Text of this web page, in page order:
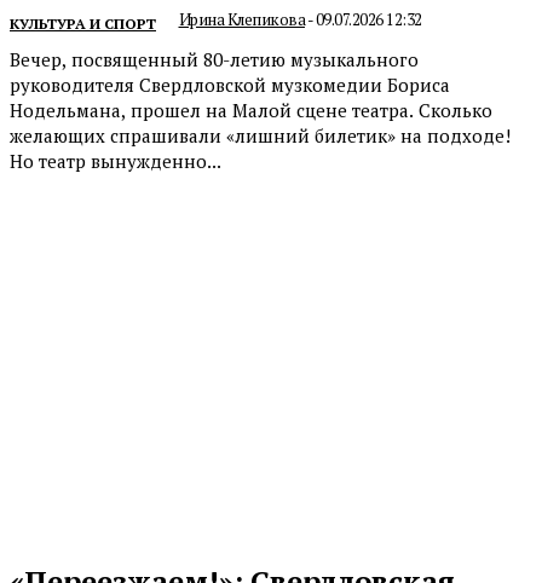
КУЛЬТУРА И СПОРТ Ирина Клепикова-09.07.2026 12:32
Вечер, посвященный 80-летию музыкального
руководителя Свердловской музкомедии Бориса
Нодельмана, прошел на Малой сцене театра. Сколько
желающих спрашивали «лишний билетик» на подходе!
Но театр вынужденно...